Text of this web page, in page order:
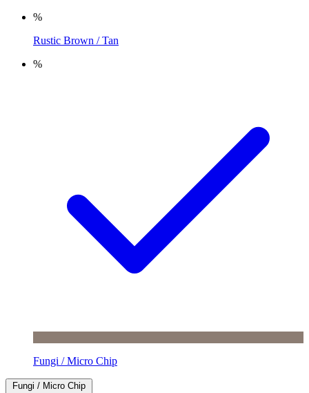
%
Rustic Brown / Tan
%
Fungi / Micro Chip
Fungi / Micro Chip